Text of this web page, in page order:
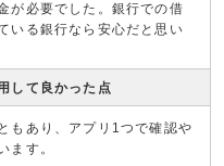
が必要でした。銀行での借
いる銀行なら安心だと思い
して良かった点
もあり、アプリ1つで確認や
ます。